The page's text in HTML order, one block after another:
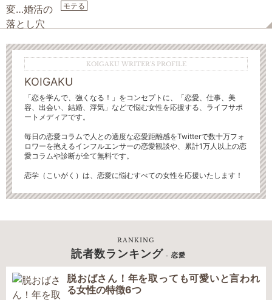
モテる
KOIGAKU WRITER'S PROFILE
KOIGAKU
「恋を学んで、強くなる！」をコンセプトに、「恋愛、仕事、美
容、出会い、結婚、浮気」などで悩む女性を応援する、ライフサポ
ートメディアです。
毎日の恋愛コラムで人との適度な恋愛距離感をTwitterで数十万フォ
ロワーを抱えるインフルエンサーの恋愛観談や、累計1万人以上の恋
愛コラムや診断が全て無料です。
恋学（こいがく）は、恋愛に悩むすべての女性を応援いたします！
RANKING
読者数ランキング - 恋愛
脱おばさん！年を取っても可愛いと言われ
る女性の特徴6つ